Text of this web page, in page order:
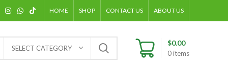
HOME SHOP CONTACT US ABOUT US
SELECT CATEGORY
0items
$0.00